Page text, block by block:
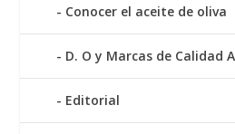
Conocer el aceite de oliva
D. O y Marcas de Calidad
Editorial